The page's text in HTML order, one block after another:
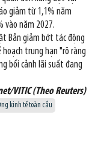
giảm từ 1,1% năm
vào năm 2027.
Bản giảm bớt tác động
hoạch trung hạn "rõ ràng
bối cảnh lãi suất đang
VITIC (Theo Reuters)
kinh tế toàn cầu